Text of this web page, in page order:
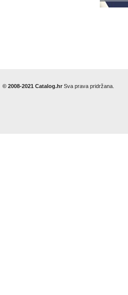
© 2008-2021 Catalog.hr Sva prava pridržana.